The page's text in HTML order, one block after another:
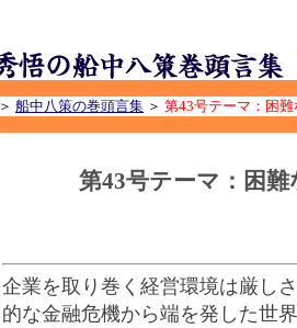
＞ 船中八策の巻頭言集 ＞ 第43号テーマ：困
第43号テーマ：困
企業を取り巻く経営環境は厳し
的な金融危機から端を発した世